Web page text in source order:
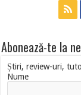
Abonează-te la
Știri, review-uri,
Nume